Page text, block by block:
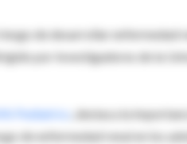
de desarrollar enfermedad
por investigadores de la
Pediatrics
, destaca la
de enfermedad renal en los